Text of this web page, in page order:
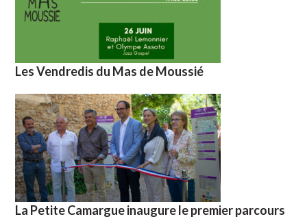
Les Vendredis du Mas de Moussié
La Petite Camargue inaugure le premier parcours